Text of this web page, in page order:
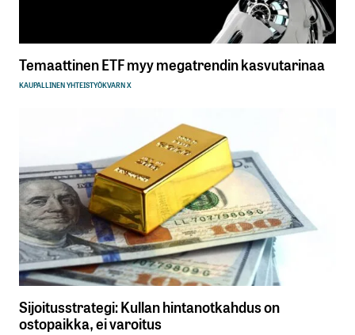
Temaattinen ETF myy megatrendin kasvutarinaa
KAUPALLINEN YHTEISTYÖKVARN X
Sijoitusstrategi: Kullan hintanotkahdus on
ostopaikka, ei varoitus